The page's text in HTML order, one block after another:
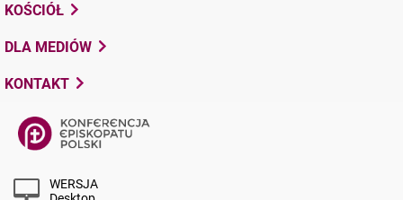
KOŚCIÓŁ
DLA MEDIÓW
KONTAKT
WERSJA